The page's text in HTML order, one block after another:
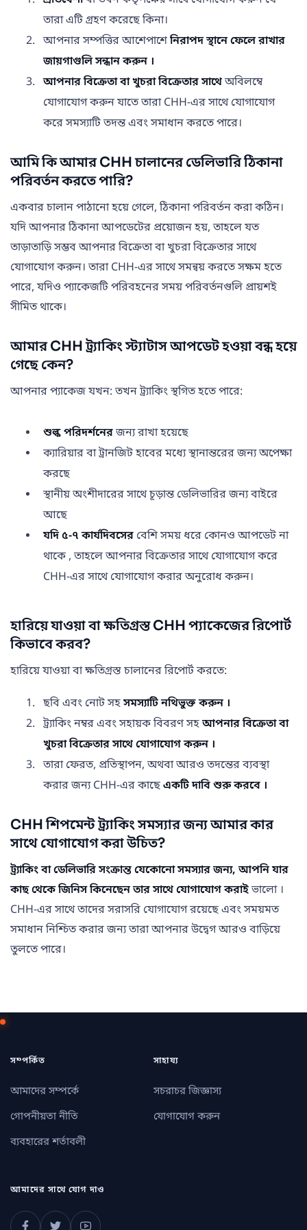
তারা এটি গ্রহণ করেছে কিনা।
আপনার সম্পত্তির আশেপাশেনিরাপদ স্থানে ফেলে রাখার
জায়গাগুলি সন্ধান করুন ।
আপনার বিক্রেতা বা খুচরা বিক্রেতার সাথেঅবিলম্বে
যোগাযোগ করুন যাতে তারা CHH-এর সাথে যোগাযোগ
করে সমস্যাটি তদন্ত এবং সমাধান করতে পারে।
আমি কি আমার CHH চালানের ডেলিভারি ঠিকানা
পরিবর্তন করতে পারি?
একবার চালান পাঠানো হয়ে গেলে, ঠিকানা পরিবর্তন করা কঠিন।
যদি আপনার ঠিকানা আপডেটের প্রয়োজন হয়, তাহলে যত
তাড়াতাড়ি সম্ভব আপনার বিক্রেতা বা খুচরা বিক্রেতার সাথে
যোগাযোগ করুন। তারা CHH-এর সাথে সমন্বয় করতে সক্ষম হতে
পারে, যদিও প্যাকেজটি পরিবহনের সময় পরিবর্তনগুলি প্রায়শই
সীমিত থাকে।
আমার CHH ট্র্যাকিং স্ট্যাটাস আপডেট হওয়া বন্ধ হয়ে
গেছে কেন?
আপনার প্যাকেজ যখন: তখন ট্র্যাকিং স্থগিত হতে পারে:
শুল্ক পরিদর্শনেরজন্য রাখা হয়েছে
ক্যারিয়ার বা ট্রানজিট হাবের মধ্যে স্থানান্তরের জন্য অপেক্ষা
করছে
স্থানীয় অংশীদারের সাথে চূড়ান্ত ডেলিভারির জন্য বাইরে
আছে
যদি ৫-৭ কার্যদিবসের বেশি সময় ধরে কোনও আপডেট না
থাকে , তাহলে আপনার বিক্রেতার সাথে যোগাযোগ করে
CHH-এর সাথে যোগাযোগ করার অনুরোধ করুন।
হারিয়ে যাওয়া বা ক্ষতিগ্রস্ত CHH প্যাকেজের রিপোর্ট
কিভাবে করব?
হারিয়ে যাওয়া বা ক্ষতিগ্রস্ত চালানের রিপোর্ট করতে:
ছবি এবং নোট সহসমস্যাটি নথিভুক্ত করুন ।
ট্র্যাকিং নম্বর এবং সহায়ক বিবরণ সহআপনার বিক্রেতা বা
খুচরা বিক্রেতার সাথে যোগাযোগ করুন ।
তারা ফেরত, প্রতিস্থাপন, অথবা আরও তদন্তের ব্যবস্থা
করার জন্য CHH-এর কাছেএকটি দাবি শুরু করবে ।
CHH শিপমেন্ট ট্র্যাকিং সমস্যার জন্য আমার কার
সাথে যোগাযোগ করা উচিত?
ট্র্যাকিং বা ডেলিভারি সংক্রান্ত যেকোনো সমস্যার জন্য, আপনি যার
কাছ থেকে জিনিস কিনেছেন তার সাথে যোগাযোগ করাইভালো ।
CHH-এর সাথে তাদের সরাসরি যোগাযোগ রয়েছে এবং সময়মত
সমাধান নিশ্চিত করার জন্য তারা আপনার উদ্বেগ আরও বাড়িয়ে
তুলতে পারে।
সম্পর্কিত
আমাদের সম্পর্কে
গোপনীয়তা নীতি
ব্যবহারের শর্তাবলী
সাহায্য
সচরাচর জিজ্ঞাস্য
যোগাযোগ করুন
আমাদের সাথে যোগ দাও